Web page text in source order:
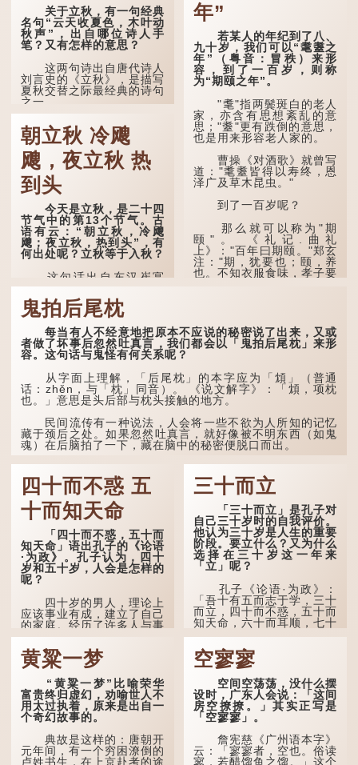
关于立秋，有一句经典
名句“云天收夏色，木叶动
秋声”，出自哪位诗人手
笔？又有怎样的意思？
这两句诗出自唐代诗人
刘言史的《立秋》，是描写
夏秋交替之际最经典的诗句
之一。
《立秋》全诗如下：
兹晨戒流火，商飙早已
惊。 云天收夏色，木
叶动秋声。
诗的前两句写的是：这
一天早安，天上的“流
火”（指大火星，象征暑
气）开始消退，凉爽的秋风
（商飙，即西风）已经悄然
吹起。后两句，便是全诗的
灵魂...
朝立秋 冷飕
飕，夜立秋 热
到头
今天是立秋，是二十四
节气中的第13个节气。古
语有云：“朝立秋，冷飕
飕；夜立秋，热到头”，有
何出处呢？立秋等于入秋？
这句话出自东汉崔寔
《四民月令》：“朝立秋，
冷飕飕；夜立秋，热到
头”。到了清代，顾禄在
《清嘉录》里记录苏州风俗
时，也引用了这句谚语。不
过当地百姓的口头说法
是“朝立秋，渹飕飕；夜立
有不同，但意思完全一致。
那么，这句话到底准不
朴素观察：如果立秋的精
确...
年”
若某人的年纪到了八、
九十岁，我们可以“耄耋之
年”（粤音：冒秩）来形
容，到了一百岁，则称
为“期颐之年”。
"耄"指两鬓斑白的老人
家，亦含有思想紊乱的意
思；"耋"更有跌倒的意思，
也是用来形容老人家的。
曹操《对酒歌》就曾写
道："耄耋皆得以寿终，恩
泽广及草木昆虫。"
到了一百岁呢？
那么就可以称为"期
颐"。 《礼记.曲礼
上》："百年曰期颐。"郑玄
注："期，犹要也；颐，养
也。不知衣服食味，孝子要
鬼拍后尾枕
每当有人不经意地把原本不应说的秘密说了出来，又或
者做了坏事后忽然吐真言，我们都会以「鬼拍后尾枕」来形
容。这句话与鬼怪有何关系呢？
从字面上理解，「后尾枕」的本字应为「䪴」（普通
话：zhěn，与「枕」同音）。 《说文解字》：「䪴，项枕
也。」意思是头后部与枕头接触的地方。
民间流传有一种说法，人会将一些不欲为人所知的记忆
藏于颈后之处。如果忽然吐真言，就好像被不明东西（如鬼
魂）在后脑拍了一下，藏在脑中的秘密便脱口而出。
因此...
四十而不惑 五
十而知天命
「四十而不惑，五十而
知天命」语出孔子的《论语
·为政》。孔子认为，四十
岁和五十岁，人会是怎样的
呢？
四十岁的男人，理论上
应该事业有成，建立了自己
的家庭。经历了许多人与事
之后，对事物有了自己的判
断能力，不会轻易为表象所
迷惑。
孔子在《论语·子
罕》也说：「知者不惑，
仁者不忧，勇者不惧。」
「知」与智慧的「智」相
通，四十岁的男人应已累
积足够智慧，不再对自己的
人生感到困惑、忧虑与恐
惧。
三十而立
「三十而立」是孔子对
自己三十岁时的自我评价。
他认为三十岁是人生的重要
阶段。要立什么？又为什么
选择在三十岁这一年来
「立」呢？
孔子《论语·为政》：
「吾十有五而志于学，三十
而立，四十而不惑，五十而
知天命，六十而耳顺，七十
在古代，男子一般于二
十岁进行冠礼，冠礼完成后
便是成人，但由于未达壮
年，所以又称「弱冠」。
《礼记·曲礼》明确记载：
「人生十年曰幼，学；二十
曰弱，冠；三十曰壮，有
室。」这说明三十岁...
黄粱一梦
“黄粱一梦”比喻荣华
富贵终归虚幻，劝喻世人不
用太过执着，原来是出自一
个奇幻故事的。
典故是这样的：唐朝开
元年间，有一个穷困潦倒的
卢姓书生，在上京赴考的途
空寥寥
空间空荡荡，没什么摆
设时，广东人会说：「这间
房空撩撩。」其实正写是
「空寥寥」。
詹宪慈《广州语本字》
云：「寥寥者，空也。俗读
寥，若醋馏鱼之馏。」这个